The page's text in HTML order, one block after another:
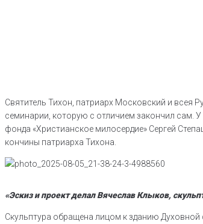
Святитель Тихон, патриарх Московский и всея
семинарии, которую с отличием закончил сам.
фонда «Христианское милосердие» Сергей
кончины патриарха Тихона.
«Эскиз и проект делал Вячеслав Клыков,
Скульптура обращена лицом к зданию